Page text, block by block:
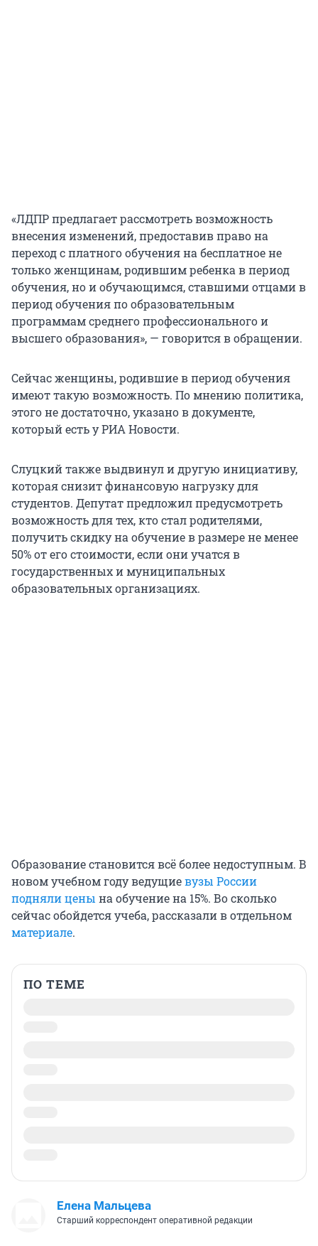
«ЛДПР предлагает рассмотреть возможность
внесения изменений, предоставив право на
переход с платного обучения на бесплатное не
только женщинам, родившим ребенка в период
обучения, но и обучающимся, ставшими отцами в
период обучения по образовательным
программам среднего профессионального и
высшего образования», — говорится в обращении.
Сейчас женщины, родившие в период обучения
имеют такую возможность. По мнению политика,
этого не достаточно, указано в документе,
который есть у РИА Новости.
Слуцкий также выдвинул и другую инициативу,
которая снизит финансовую нагрузку для
студентов. Депутат предложил предусмотреть
возможность для тех, кто стал родителями,
получить скидку на обучение в размере не менее
50% от его стоимости, если они учатся в
государственных и муниципальных
образовательных организациях.
Образование становится всё более недоступным. В
новом учебном году ведущиевузы России
подняли цены на обучение на 15%. Во сколько
сейчас обойдется учеба, рассказали в отдельном
материале.
ПО ТЕМЕ
Елена Мальцева
Старший корреспондент оперативной редакции